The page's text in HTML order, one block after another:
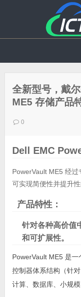
全新型号，戴
ME5 存储产品
0
Dell EMC
PowerVault ME5 经过
可实现简便性并提升性
产品特性：
针对各种高价值
和可扩展性。
PowerVault ME5 是一
控制器体系结构（针
计算、数据库、小规